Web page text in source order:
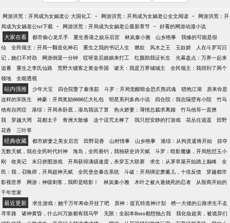
网游洪荒：开局成为女娲老公 大国化工 - 网游洪荒：开局成为女娲老公全文阅读 -
网游洪荒：开
局成为女娲老公txt下载 - 网游洪荒：开局成为女娲老公最新章节 - 好看的网游动漫小说
大家在看 都市偷心龙爪手 重生香港之娱乐后宫 林岚秦小雅 山乡艳事
我修的可能是假
仙
全民领主：开局一颗造化神石 重生之我的书记人生 燃欲 风水之王 玉奴娇
人在斗罗写日
记，她们不对劲
网游倒退一分钟 哎呀皇后娘娘来打工 红颜助我证长生
光幕盘点：万界一起来
追番
重生之李氏仙路 荒野大镖客之黄金帝国 诸天：我是万界城城主
全民领主：我得到了两个
领地
全能透视
站内强推 少年大宝 四合院娶了秦淮茹 斗罗：开局觉醒暗金恐爪熊武魂 猎艳江湖
原来你是
这样的宋医生
神豪：开局奖励6666亿大礼包 明星系列多肉小说 四合院：我在隔壁有小院
竹马
他有自闭症
港综：开局杀卧底，港岛我说了算 热火娇妻：薄情总裁求离婚
竹马他哥一直撩
我
穿越大周 花都太子 青洲大散修 这个诅咒太棒了 我只想安静的打游戏 花丛任逍遥
田野
花香
三叶草
经典收藏 都市娇妻之美女后宫 田野花香 山村情事 山乡艳事 港综：从拘灵遣将开始
掠夺
无数天赋，我在全民时代封神
海岛，全民垂钓，我独获史诗天赋
斗罗：暗影魔镰，开局怒怼玉小
刚
收美记 末日拼图游戏 开局获得满级速度，杀穿五大联赛 求生：从茅草屋开始踏上巅峰
全
民：我，召唤师，开局超神天赋
全民堡垒暴击系统 斗破：开局绑定萧薰儿，十倍反馈
穿越都市
影视世界
网游：神级刺客，我即是暗影！ 林岚秦小雅 木叶之被火遁烧死的忍者
从殷商开始的
千年世家
最近更新 求生游戏：她千万年寿命开挂了吧 原神：提瓦特造神计划
榜一大佬的公路求生不走
寻常路
诸神黄昏，什么叫万族都有我马甲 无限：全副本Boss都想独占我
我化妆超美，被诡异们